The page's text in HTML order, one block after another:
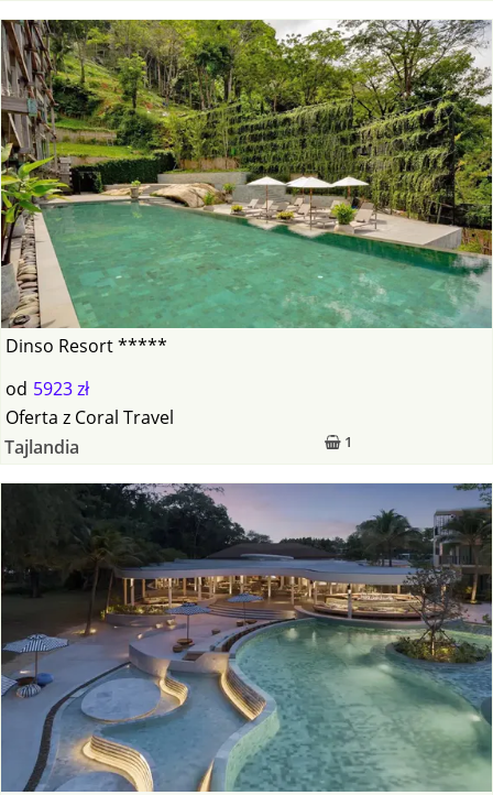
Dinso Resort *****
od 5923 zł
1
Oferta z Coral Travel
Tajlandia